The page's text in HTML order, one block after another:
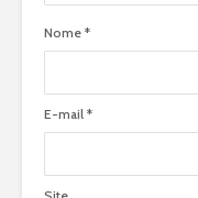
Nome *
E-mail *